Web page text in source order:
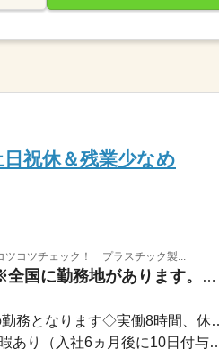
祝休＆残業少なめ
ツコツチェック！ プラスチック製...
石川県能美市 / ※こちらは面接地例となります。※全国に勤務地があります。お住いのお...
◇9：00～18：00◇10：00～
◇土日祝休み ※勤務先によって異なります